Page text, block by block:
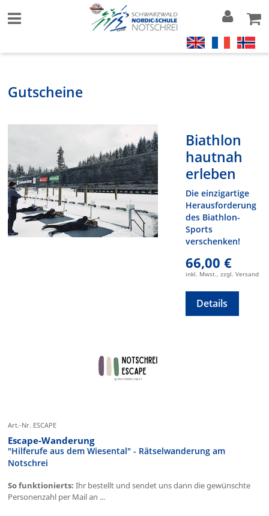
Gutscheine
Biathlon
hautnah
erleben
Die einzigartige
Herausforderung
des Biathlon-
Sports
verschenken!
66,00 €
inkl. Mwst., zzgl. Versand
Details
Art.-Nr. ESCAPE
Escape-Wanderung
"Hilferufe aus dem Wiesental" - Rätselwanderung am
Notschrei
So funktionierts: Ihr bestellt und sendet uns dann die gewünschte
Personenzahl per Mail an ...